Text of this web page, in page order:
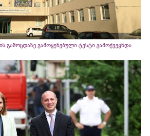
გამოცდაზე გამოყენებული ტესტი გამოქვეყნდა